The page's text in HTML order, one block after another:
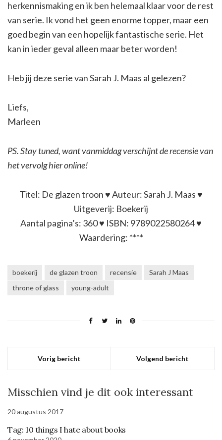
herkennismaking en ik ben helemaal klaar voor de rest
van serie. Ik vond het geen enorme topper, maar een
goed begin van een hopelijk fantastische serie. Het
kan in ieder geval alleen maar beter worden!
Heb jij deze serie van Sarah J. Maas al gelezen?
Liefs,
Marleen
PS. Stay tuned, want vanmiddag verschijnt de recensie van
het vervolg hier online!
Titel: De glazen troon ♥ Auteur: Sarah J. Maas ♥
Uitgeverij: Boekerij
Aantal pagina’s: 360 ♥ ISBN: 9789022580264 ♥
Waardering: ****
boekerij de glazen troon recensie
Sarah J Maas
throne of glass
young-adult
Vorig bericht Volgend bericht
Misschien vind je dit ook interessant
20 augustus 2017
Tag: 10 things I hate about books